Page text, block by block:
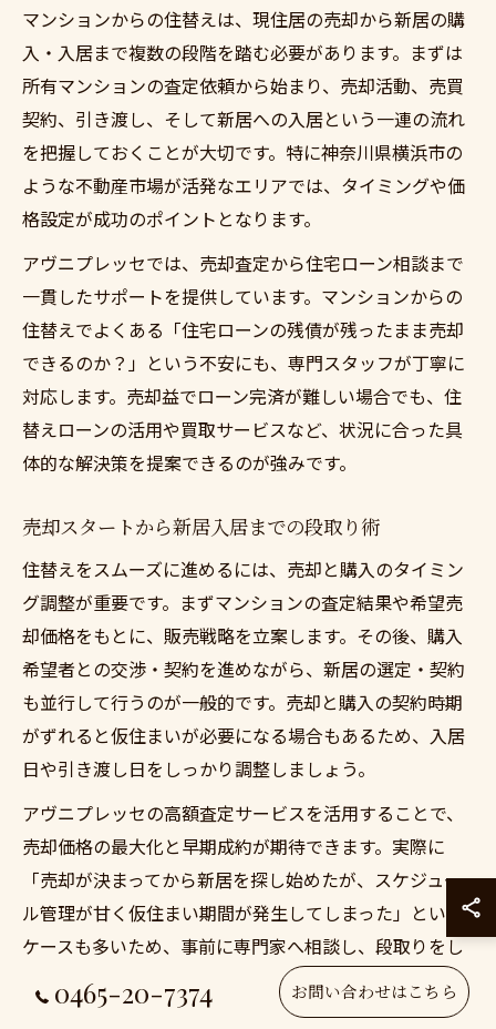
マンションからの住替えは、現住居の売却から新居の購
入・入居まで複数の段階を踏む必要があります。まずは
所有マンションの査定依頼から始まり、売却活動、売買
契約、引き渡し、そして新居への入居という一連の流れ
を把握しておくことが大切です。特に神奈川県横浜市の
ような不動産市場が活発なエリアでは、タイミングや価
格設定が成功のポイントとなります。
アヴニプレッセでは、売却査定から住宅ローン相談まで
一貫したサポートを提供しています。マンションからの
住替えでよくある「住宅ローンの残債が残ったまま売却
できるのか？」という不安にも、専門スタッフが丁寧に
対応します。売却益でローン完済が難しい場合でも、住
替えローンの活用や買取サービスなど、状況に合った具
体的な解決策を提案できるのが強みです。
売却スタートから新居入居までの段取り術
住替えをスムーズに進めるには、売却と購入のタイミン
グ調整が重要です。まずマンションの査定結果や希望売
却価格をもとに、販売戦略を立案します。その後、購入
希望者との交渉・契約を進めながら、新居の選定・契約
も並行して行うのが一般的です。売却と購入の契約時期
がずれると仮住まいが必要になる場合もあるため、入居
日や引き渡し日をしっかり調整しましょう。
アヴニプレッセの高額査定サービスを活用することで、
売却価格の最大化と早期成約が期待できます。実際に
「売却が決まってから新居を探し始めたが、スケジュー
ル管理が甘く仮住まい期間が発生してしまった」という
ケースも多いため、事前に専門家へ相談し、段取りをし
っかり組むことが成功の秘訣です。
0465-20-7374 お問い合わせはこちら